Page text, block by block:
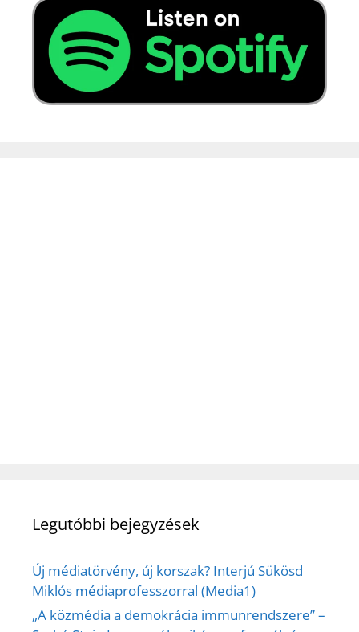
Legutóbbi bejegyzések
Új médiatörvény, új korszak? Interjú Sükösd
Miklós médiaprofesszorral (Media1)
„A közmédia a demokrácia immunrendszere” –